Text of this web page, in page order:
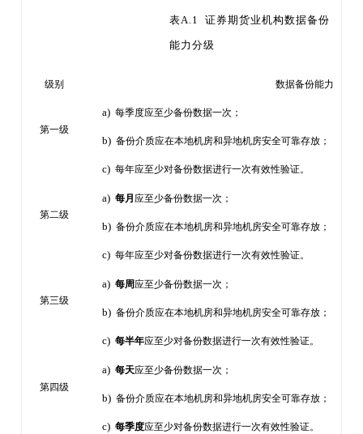
表A.1 证券期货业机构数据备份
能力分级
级别 数据备份能力
第一级
a)每季度应至少备份数据一次；
b)备份介质应在本地机房和异地机房安全可靠存放；
c)每年应至少对备份数据进行一次有效性验证。
第二级
a)每月应至少备份数据一次；
b)备份介质应在本地机房和异地机房安全可靠存放；
c)每年应至少对备份数据进行一次有效性验证。
第三级
a)每周应至少备份数据一次；
b)备份介质应在本地机房和异地机房安全可靠存放；
c)每半年应至少对备份数据进行一次有效性验证。
第四级
a)每天应至少备份数据一次；
b)备份介质应在本地机房和异地机房安全可靠存放；
c)每季度应至少对备份数据进行一次有效性验证。